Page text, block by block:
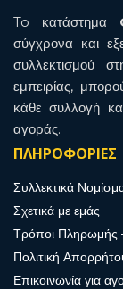
To κατάστημα
σύγχρονα και
συλλεκτισμού
εμπειρίας,
κάθε συλλογή
αγοράς.
ΠΛΗΡΟΦΟΡΙΕΣ
Συλλεκτικά
Σχετικά με εμάς
Τρόποι Πληρωμής
Πολιτική
Επικοινωνία για